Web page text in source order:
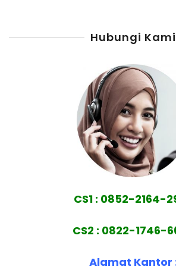
Hubungi Kami
CS1 : 0852-2164-
CS2 : 0822-1746-
Alamat Kantor